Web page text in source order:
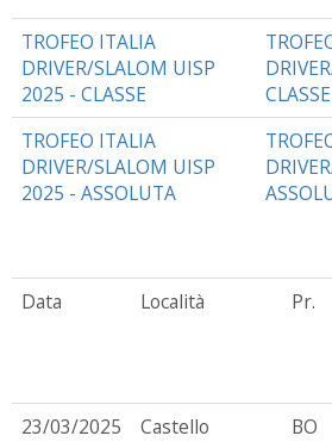
TROFEO ITALIA
DRIVER/SLALOM UISP
2025 - CLASSE
CLASSE
TROFEO ITALIA
DRIVER/SLALOM UISP
2025 - ASSOLUTA
Data Località Pr.
23/03/2025 Castello BO